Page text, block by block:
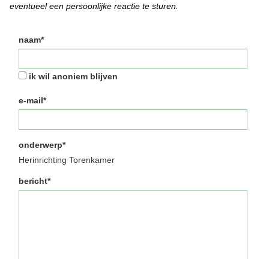
eventueel een persoonlijke reactie te sturen.
naam*
ik wil anoniem blijven
e-mail*
onderwerp*
Herinrichting Torenkamer
bericht*